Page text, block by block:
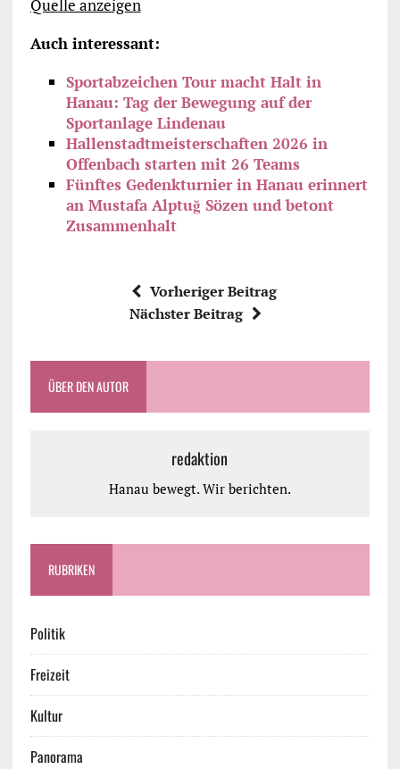
Quelle anzeigen
Auch interessant:
Sportabzeichen Tour macht Halt in
Hanau: Tag der Bewegung auf der
Sportanlage Lindenau
Hallenstadtmeisterschaften 2026 in
Offenbach starten mit 26 Teams
Fünftes Gedenkturnier in Hanau erinnert
an Mustafa Alptuğ Sözen und betont
Zusammenhalt
Vorheriger Beitrag
Nächster Beitrag
ÜBER DEN AUTOR
redaktion
Hanau bewegt. Wir berichten.
RUBRIKEN
Politik
Freizeit
Kultur
Panorama